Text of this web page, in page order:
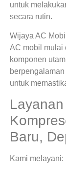
untuk
secara rutin.
Wijaya AC
AC mobil mulai
komponen
untuk
Baru,
Kami melayani: